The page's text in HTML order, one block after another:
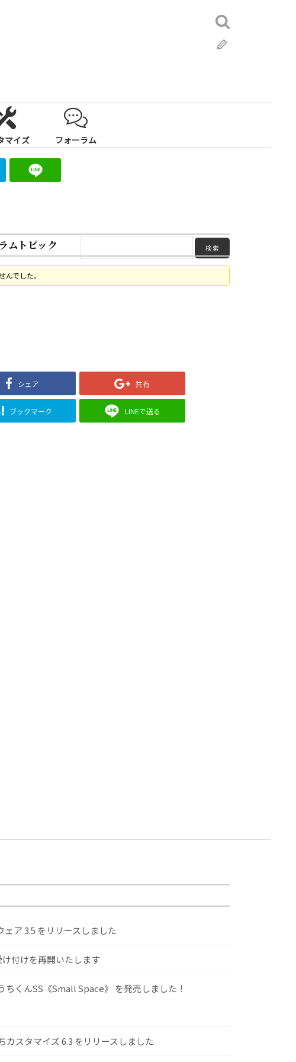
検
索:
マイズ フォーラム
ムトピック
んでした。
シェア 共有
ブックマーク LINEで送る
ア 3.5 をリリースしました
付けを再開いたします
ちくんSS《Small Space》 を発売しました！
スタマイズ 6.3 をリリースしました